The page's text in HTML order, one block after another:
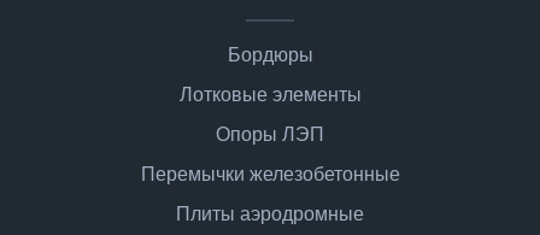
Бордюры
Лотковые элементы
Опоры ЛЭП
Перемычки железобетонные
Плиты аэродромные